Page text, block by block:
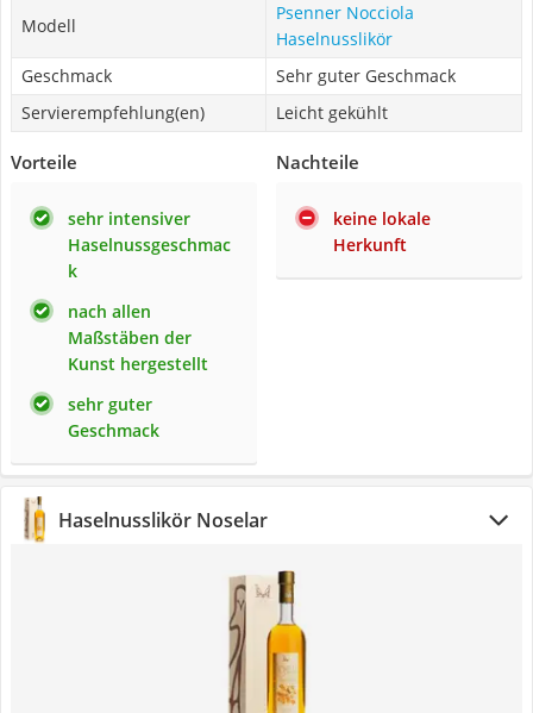
Modell
Psenner Nocciola
Haselnusslikör
Geschmack
Sehr guter Geschmack
Servierempfehlung(en)
Leicht gekühlt
Vorteile
sehr intensiver
Haselnussgeschmac
k
nach allen
Maßstäben der
Kunst hergestellt
sehr guter
Geschmack
Nachteile
keine lokale
Herkunft
Haselnusslikör Noselar